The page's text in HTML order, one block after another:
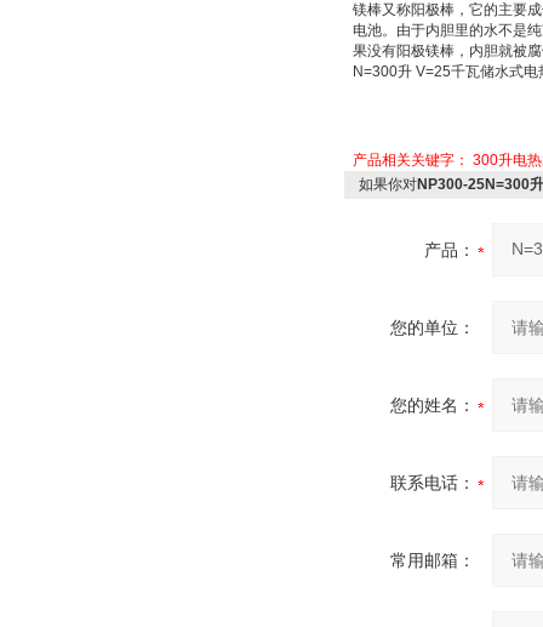
镁棒又称阳极棒 ，它的主要
电池。由于内胆里的水不是
果没有阳极镁棒，内胆就被
N=300升 V=25千瓦储水式电
产品相关关键字： 300升电
如果你对NP300-25N=300
产品：
您的单位：
您的姓名：
联系电话：
常用邮箱：